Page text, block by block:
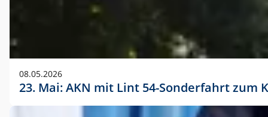
08.05.2026
23. Mai: AKN mit Lint 54-Sonderfahrt